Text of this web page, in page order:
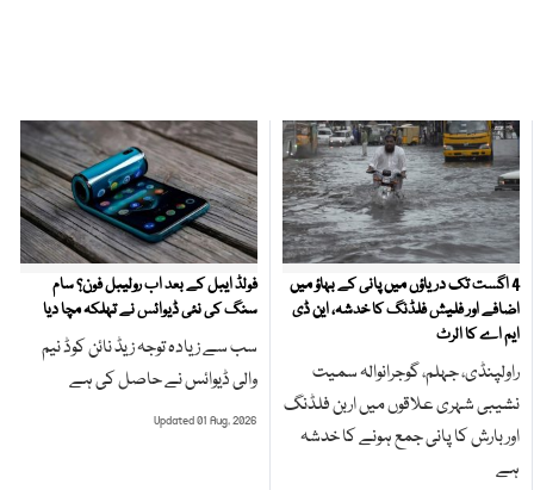
4 اگست تک دریاؤں میں پانی کے بہاؤ میں
اضافے اور فلیش فلڈنگ کا خدشہ، این ڈی
ایم اے کا الرٹ
راولپنڈی، جہلم، گوجرانوالہ سمیت
نشیبی شہری علاقوں میں اربن فلڈنگ
اور بارش کا پانی جمع ہونے کا خدشہ
ہے
فولڈ ایبل کے بعد اب رولیبل فون؟ سام
سنگ کی نئی ڈیوائس نے تہلکہ مچا دیا
سب سے زیادہ توجہ زیڈ نائن کوڈ نیم
والی ڈیوائس نے حاصل کی ہے
Updated 01 Aug, 2026